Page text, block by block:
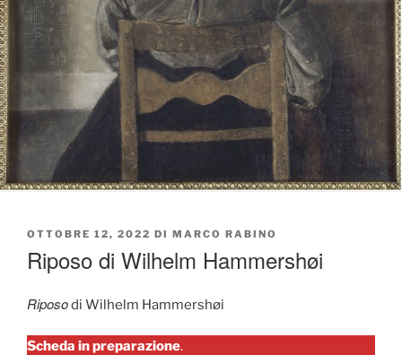
PUBBLICATO
OTTOBRE 12, 2022 DI MARCO RABINO
Riposo di Wilhelm Hammershøi
Riposodi Wilhelm Hammershøi
Scheda in preparazione.